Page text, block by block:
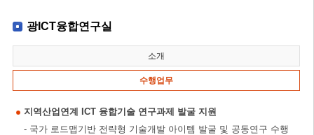
광ICT융합연구실
소개
수행업무
지역산업연계 ICT 융합기술 연구과제 발굴 지원
- 국가 로드맵기반 전략형 기술개발 아이템 발굴 및 공동연구 수행